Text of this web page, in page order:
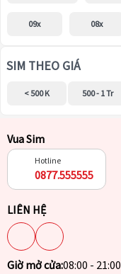
09x 08x
SIM THEO GIÁ
< 500 K 500 - 1 Tr
Vua Sim
Hotline
0877.555555
LIÊN HỆ
Giờ mở cửa:08:00 - 21:00